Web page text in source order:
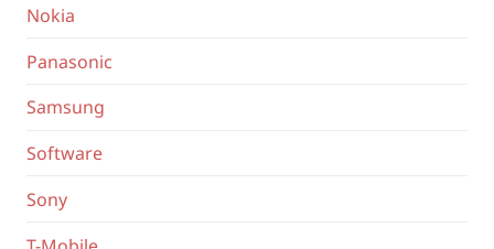
Nokia
Panasonic
Samsung
Software
Sony